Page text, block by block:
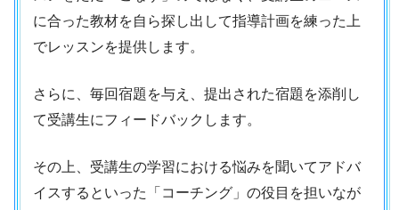
に合った教材を自ら探し出して指導計画を練った上
でレッスンを提供します。
さらに、毎回宿題を与え、提出された宿題を添削し
て受講生にフィードバックします。
その上、受講生の学習における悩みを聞いてアドバ
イスするといった「コーチング」の役目を担いなが